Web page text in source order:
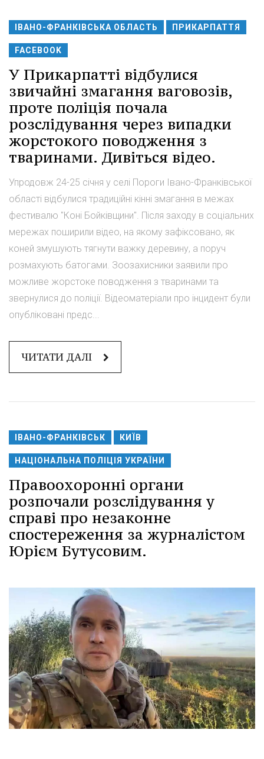
ІВАНО-ФРАНКІВСЬКА ОБЛАСТЬ ПРИКАРПАТТЯ
FACEBOOK
У Прикарпатті відбулися
звичайні змагання ваговозів,
проте поліція почала
розслідування через випадки
жорстокого поводження з
тваринами. Дивіться відео.
Упродовж 24-25 січня у селі Пороги Івано-Франківської
області відбулися традиційні кінні змагання в межах
фестивалю "Коні Бойківщини". Після заходу в соціальних
мережах поширили відео, на якому зафіксовано, як
коней змушують тягнути важку деревину, а поруч
розмахують батогами. Зоозахисники заявили про
можливе жорстоке поводження з тваринами та
звернулися до поліції. Відеоматеріали про інцидент були
опубліковані предс...
ЧИТАТИ ДАЛІ
ІВАНО-ФРАНКІВСЬК КИЇВ
НАЦІОНАЛЬНА ПОЛІЦІЯ УКРАЇНИ
Правоохоронні органи
розпочали розслідування у
справі про незаконне
спостереження за журналістом
Юрієм Бутусовим.